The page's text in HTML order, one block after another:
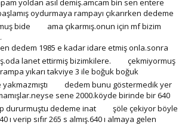
yoldan asıl demiş.amcam bin sen entere
oydurmaya rampayı çıkarırken dedeme
bide
ama çıkarmış.onun için mf bizim
dedem 1985 e kadar idare etmiş onla.sonra
lanet ettirmiş bizimkilere.
çekmiyormuş
yıkarı takviye 3 ile boğuk boğuk
dedem bunu göstermedik yer
sene 2000.köyde birinde bir 640
dururmuştu dedeme inat
şöle çekiyor böyle
ı verip sıfır 265 s almış.640 ı almaya gelen